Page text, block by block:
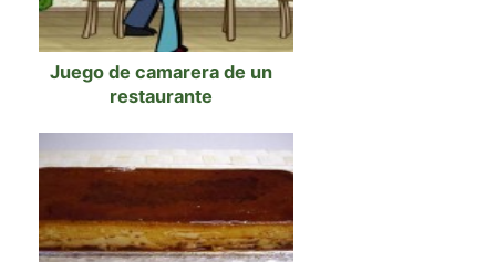
Juego de camarera de un
restaurante